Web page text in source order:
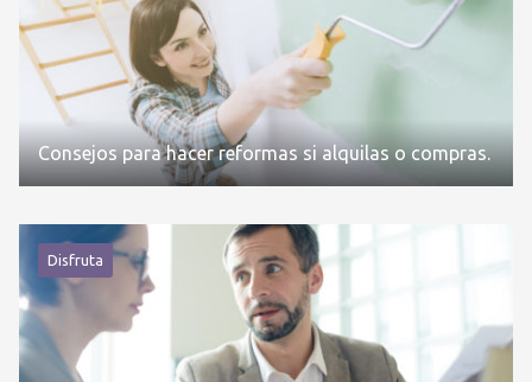
Consejos para hacer reformas si alquilas o compras.
Disfruta